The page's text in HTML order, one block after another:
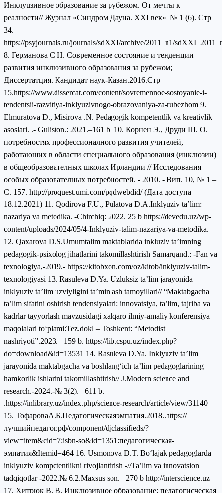
Инклyuзивное образование за рубежом. От мечты к
реалности// Журнал «Синдром Дауна. XXI век», № 1 (6). Стр
34.
https://psyjournals.ru/journals/sdXXI/archive/2011_n1/
8. Германова С.Н. Современное состояние и тенденции
развития инклюзивного образования за рубежом;
Диссертатция. Кандидат наук-Казан.2016.Стр‒
15.https://www.dissercat.com/content/sovremennoe-sostoyanie-i-
tendentsii-razvitiya-inklyuzivnogo-obrazovaniya-za-rubezhom 9.
Elmuratova D., Misirova .N. Pedagogik kompetentlik va kreativlik
asoslari. .- Guliston.: 2021.‒161 b. 10. Корнен Э., Друди Ш. О.
потребностях профессионалного развития учителей,
работаюших в области специального образования (инклюзии)
в общеобразователных школах Ирландии // Исследования
особых образователных потребностей. - 2010. - Вип. 10, № 1 –
С. 157. http://proquest.umi.com/pqdwebdid/ (Дата доступа
18.12.2021) 11. Qodirova F.U., Pulatova D.A.Inklyuziv ta’lim:
nazariya va metodika. -Chirchiq: 2022. 25 b https://devedu.uz/wp-
content/uploads/2024/05/4-Inklyuziv-talim-nazariya-va-metodika.
12. Qaxarova D.S.Umumtalim maktablarida inkluziv ta’imning
pedagogik-psixolog jihatlarini takomillashtirish Samarqand.: -Fan va
texnologiya,-2019.- https://kitobxon.com/oz/kitob/inklyuziv-talim-
texnologiyasi 13. Rasuleva D.Ya. Uzluksiz ta’lim jarayonida
inklyuziv ta’lim uzviyligini ta’minlash tamoyillari// “Maktabgacha
taʼlim sifatini oshirish tendensiyalari: innovatsiya, taʼlim, tajriba va
kadrlar tayyorlash mavzusidagi xalqaro ilmiy-amaliy konferensiya
maqolalari toʻplami:Tez.dokl – Toshkent: “Metodist
nashriyoti”.2023. ‒159 b. https://lib.cspu.uz/index.php?
do=download&id=13531 14. Rasuleva D.Ya. Inklyuziv ta’lim
jarayonida maktabgacha va boshlangʻich ta’lim pedagoglarining
hamkorlik ishlarini takomillashtirish// J.Modern science аnd
research.-2024.-№ 3(2), ‒611 b.
.https://inlibrary.uz/index.php/science-research/article/view/31140
15. ТофароваА.Б.Педагогическаяэмпатия.2018..https://
лучшийпедагог.рф/component/djclassifieds/?
view=item&cid=7:isbn-so&id=1351:педагогическая-
эмпатия&Itemid=464 16. Usmonova D.T. Boʻlajak pedagoglarda
inklyuziv kompetentlikni rivojlantirish -//Ta’lim va innovatsion
tadqiqotlar -2022.№ 6.2.Maxsus son. ‒270 b http://interscience.uz
17. Хитрюк В. В. Инклюзивное образование: педагогиcческая